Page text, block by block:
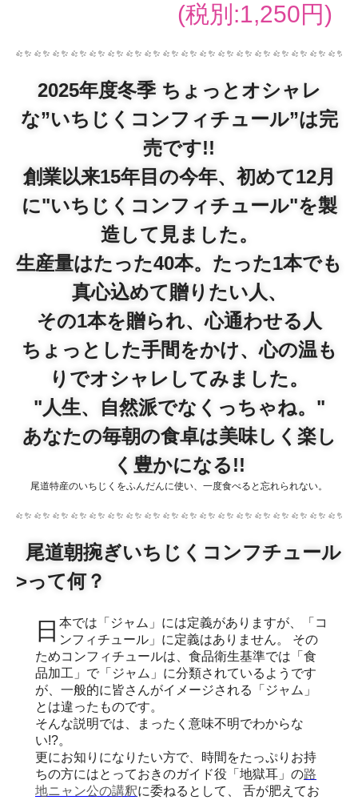
(税別:1,250円)
2025年度冬季 ちょっとオシャレ
な”いちじくコンフィチュール”は完
売です!!
創業以来15年目の今年、初めて12月
に"いちじくコンフィチュール"を製
造して見ました。
生産量はたった40本。たった1本でも
真心込めて贈りたい人、
その1本を贈られ、心通わせる人
ちょっとした手間をかけ、心の温も
りでオシャレしてみました。
"人生、自然派でなくっちゃね。"
あなたの毎朝の食卓は美味しく楽し
く豊かになる!!
尾道特産のいちじくをふんだんに使い、一度食べると忘れられない。
尾道朝捥ぎいちじくコンフチュール
>って何？
日本では「ジャム」には定義がありますが、「コ ンフィチュール」に定義はありません。 その
ためコンフィチュールは、食品衛生基準では「食
品加工」で「ジャム」に分類されているようです
が、一般的に皆さんがイメージされる「ジャム」
とは違ったものです。
そんな説明では、まったく意味不明でわからな
い!?。
更にお知りになりたい方で、時間をたっぷりお持
ちの方にはとっておきのガイド役「地獄耳」の路
地ニャン公の講釈に委ねるとして、 舌が肥えてお